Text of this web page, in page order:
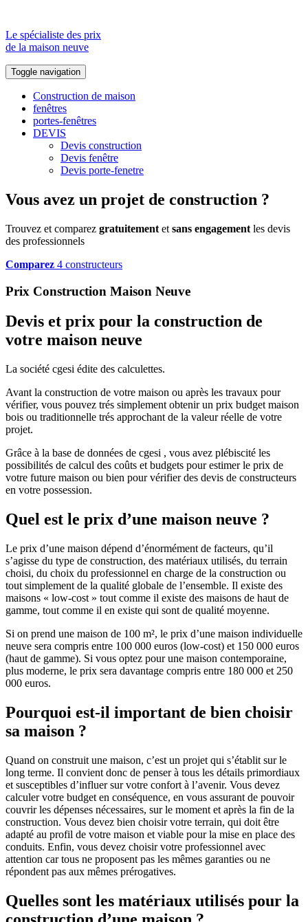
Le spécialiste des prix
de la maison neuve
Toggle navigation
Construction de maison
fenêtres
portes-fenêtres
DEVIS
Devis construction
Devis fenêtre
Devis porte-fenetre
Vous avez un projet de construction ?
Trouvez et comparez gratuitement et sans engagement les devis
des professionnels
Comparez 4 constructeurs
Prix Construction Maison Neuve
Devis et prix pour la construction de
votre maison neuve
La société cgesi édite des calculettes.
Avant la construction de votre maison ou après les travaux pour
vérifier, vous pouvez trés simplement obtenir un prix budget maison
bois ou traditionnelle trés approchant de la valeur réelle de votre
projet.
Grâce à la base de données de cgesi , vous avez plébiscité les
possibilités de calcul des coûts et budgets pour estimer le prix de
votre future maison ou bien pour vérifier des devis de constructeurs
en votre possession.
Quel est le prix d’une maison neuve ?
Le prix d’une maison dépend d’énormément de facteurs, qu’il
s’agisse du type de construction, des matériaux utilisés, du terrain
choisi, du choix du professionnel en charge de la construction ou
tout simplement de la qualité globale de l’ensemble. Il existe des
maisons « low-cost » tout comme il existe des maisons de haut de
gamme, tout comme il en existe qui sont de qualité moyenne.
Si on prend une maison de 100 m², le prix d’une maison individuelle
neuve sera compris entre 100 000 euros (low-cost) et 150 000 euros
(haut de gamme). Si vous optez pour une maison contemporaine,
plus moderne, le prix sera davantage compris entre 180 000 et 250
000 euros.
Pourquoi est-il important de bien choisir
sa maison ?
Quand on construit une maison, c’est un projet qui s’établit sur le
long terme. Il convient donc de penser à tous les détails primordiaux
et susceptibles d’influer sur votre confort à l’avenir. Vous devez
calculer votre budget en conséquence, en vous assurant de pouvoir
couvrir les dépenses nécessaires, sur le moment et après la fin de la
construction. Vous devez bien choisir votre terrain, qui doit être
adapté au profil de votre maison et viable pour la mise en place des
conduits. Enfin, vous devez choisir votre professionnel avec
attention car tous ne proposent pas les mêmes garanties ou ne
répondent pas aux mêmes prérogatives.
Quelles sont les matériaux utilisés pour la